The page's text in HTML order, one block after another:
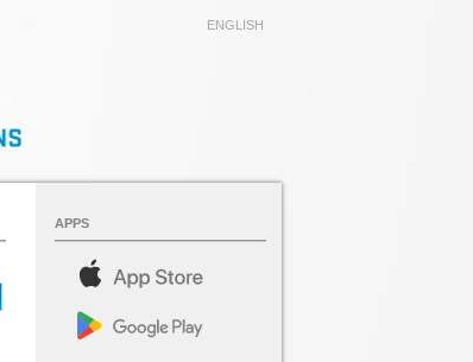
ENGLISH
APPS